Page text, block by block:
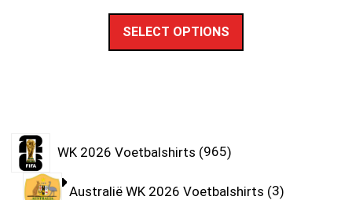
SELECT OPTIONS
WK 2026 Voetbalshirts 965
Australië WK 2026 Voetbalshirts 3